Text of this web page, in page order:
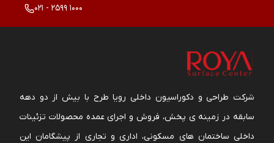
021 - 2599 1000
شرکت طراحی و دکوراسیون داخلی رویا طرح با بیش از دو دهه
سابقه در زمینه ی پخش، فروش و اجرای عمده محصولات تزئینات
داخلی ساختمان های مسکونی، اداری و تجاری از پیشگامان این